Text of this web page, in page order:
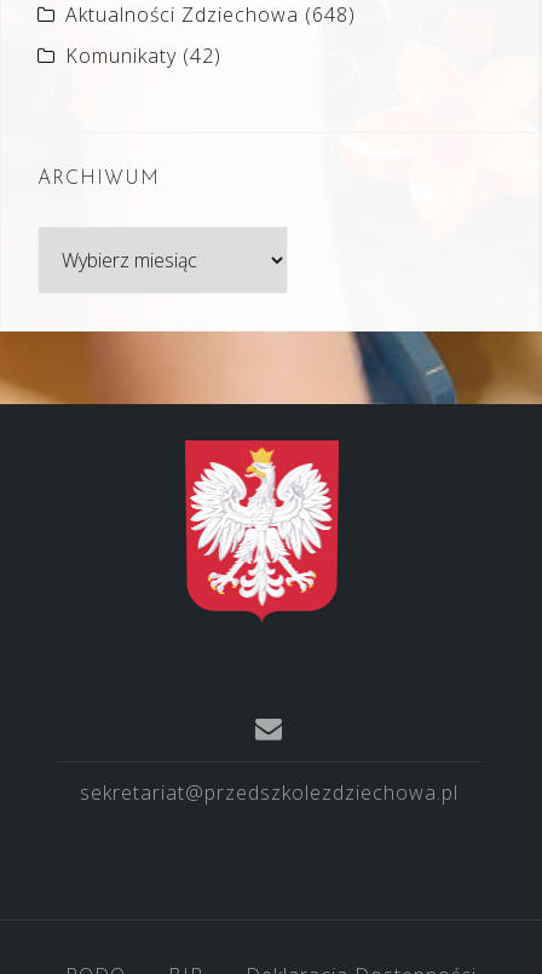
Aktualności Zdziechowa (648)
Komunikaty (42)
ARCHIWUM
sekretariat@przedszkolezdziechowa.pl